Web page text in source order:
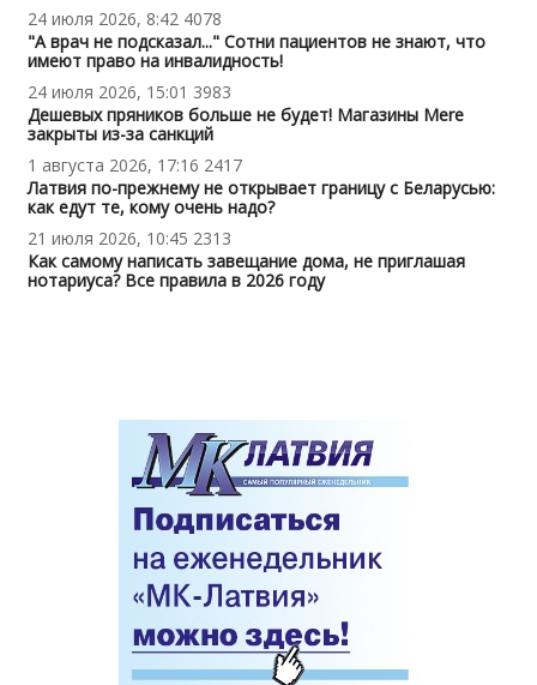
24 июля 2026, 8:42 4078
"А врач не подсказал..." Сотни пациентов не знают, что
имеют право на инвалидность!
24 июля 2026, 15:01 3983
Дешевых пряников больше не будет! Магазины Mere
закрыты из-за санкций
1 августа 2026, 17:16 2417
Латвия по-прежнему не открывает границу с Беларусью:
как едут те, кому очень надо?
21 июля 2026, 10:45 2313
Как самому написать завещание дома, не приглашая
нотариуса? Все правила в 2026 году